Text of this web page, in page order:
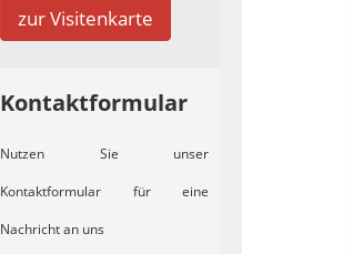
zur Visitenkarte
Kontaktformular
Nutzen Sie unser
Kontaktformular für eine
Nachricht an uns